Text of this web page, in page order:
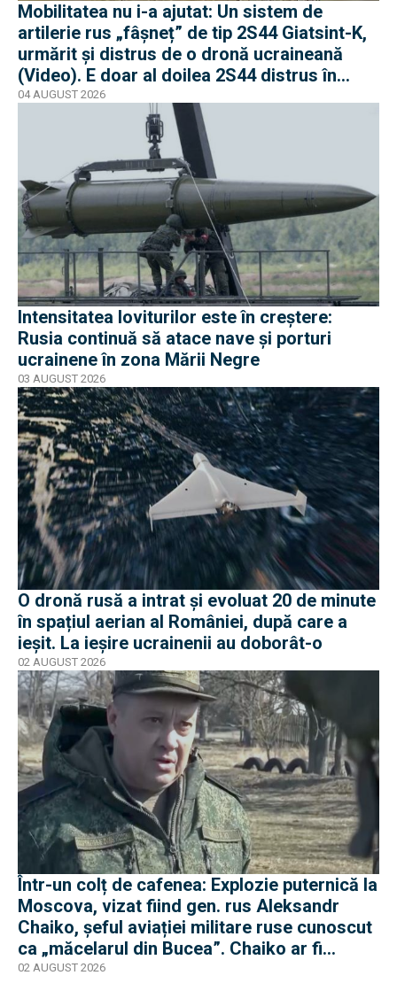
Mobilitatea nu i-a ajutat: Un sistem de
artilerie rus „fâșneț” de tip 2S44 Giatsint-K,
urmărit și distrus de o dronă ucraineană
(Video). E doar al doilea 2S44 distrus în
război
04 AUGUST 2026
Intensitatea loviturilor este în creștere:
Rusia continuă să atace nave și porturi
ucrainene în zona Mării Negre
03 AUGUST 2026
O dronă rusă a intrat și evoluat 20 de minute
în spațiul aerian al României, după care a
ieșit. La ieșire ucrainenii au doborât-o
02 AUGUST 2026
Într-un colț de cafenea: Explozie puternică la
Moscova, vizat fiind gen. rus Aleksandr
Chaiko, șeful aviației militare ruse cunoscut
ca „măcelarul din Bucea”. Chaiko ar fi
supraviețuit
02 AUGUST 2026